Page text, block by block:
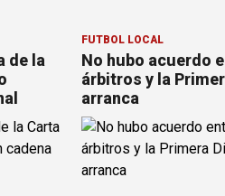
de la
FÚTBOL LOCAL
No hubo acuerdo
árbitros y la
arranca